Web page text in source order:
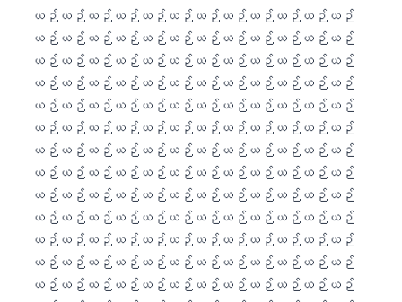
Български
Dansk
Nederlands
हिन्दी
Bahasa Indonesia
Հայերեն
Íslenska
Српски језик
Svenska
Bosanski